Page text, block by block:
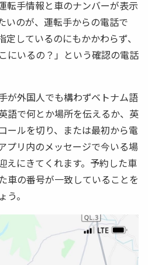
転手情報と車のナンバーが表示
いのが、運転手からの電話で
定しているのにもかかわらず、
にいるの？」という確認の電話
が外国人でも構わずベトナム語
語で何とか場所を伝えるか、英
ールを切り、または最初から電
プリ内のメッセージで今いる場
えにきてくれます。予約した車
車の番号が一致していることを
う。